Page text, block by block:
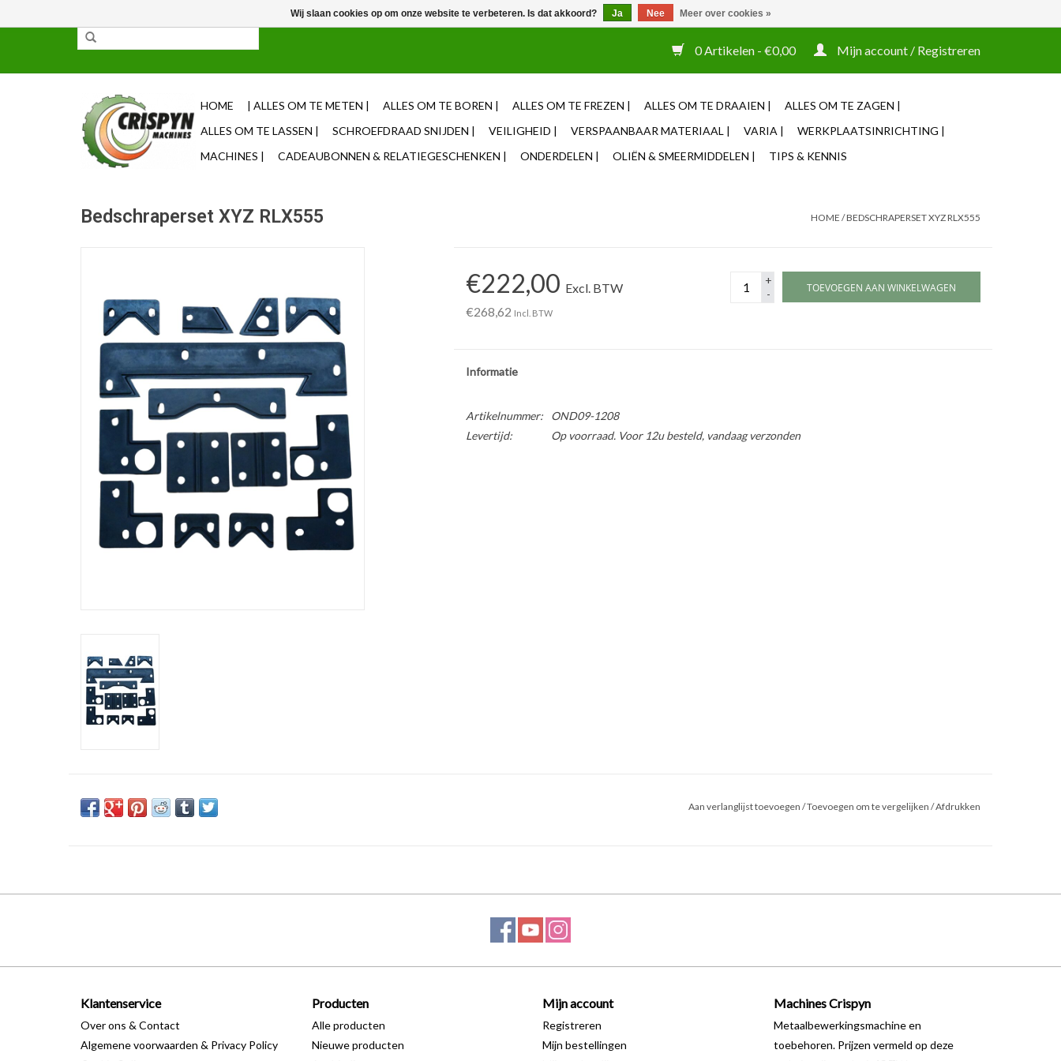
0 Artikelen - €0,00 Mijn account / Registreren
HOME | ALLES OM TE METEN | ALLES OM TE BOREN | ALLES OM TE FREZEN | ALLES OM TE DRAAIEN |
ALLES OM TE ZAGEN |
ALLES OM TE LASSEN |
SCHROEFDRAAD SNIJDEN | VEILIGHEID | VERSPAANBAAR MATERIAAL | VARIA |
WERKPLAATSINRICHTING |
MACHINES |
CADEAUBONNEN & RELATIEGESCHENKEN | ONDERDELEN | OLIËN & SMEERMIDDELEN | TIPS & KENNIS
Bedschraperset XYZ RLX555 HOME /BEDSCHRAPERSET XYZ RLX555
€222,00 Excl. BTW
€268,62 Incl. BTW
+
-
TOEVOEGEN AAN WINKELWAGEN
Informatie
Artikelnummer:
OND09-1208
Levertijd:
Op voorraad. Voor 12u besteld, vandaag verzonden
Aan verlanglijst toevoegen /Toevoegen om te vergelijken /Afdrukken
Klantenservice
Over ons & Contact
Algemene voorwaarden & Privacy Policy
Producten
Alle producten
Nieuwe producten
Mijn account
Registreren
Mijn bestellingen
Machines Crispyn
Metaalbewerkingsmachine en
toebehoren. Prijzen vermeld op deze
Wij slaan cookies op om onze website te verbeteren. Is dat akkoord? Ja Nee Meer over cookies »
✓ 85% uit voorraad leverbaar ✓ Op werkdagen voor 12u besteld, zelfde dag verzonden ✓ Eigen adviseurs ✓ Naast tooling ook machines Zakelijke login mogelijk